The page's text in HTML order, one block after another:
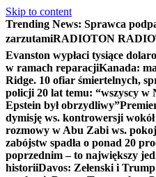
Skip to content
Trending News: Sprawca
zarzutamiRADIOTON
Evanston wypłaci tysiące
w ramach reparacjiKanada:
Ridge. 10 ofiar śmiertelnych,
policji 20 lat temu: “wszyscy w
Epstein był obrzydliwy”
dymisję ws. kontrowersji
rozmowy w Abu Zabi ws.
zabójstw spadła o ponad 20
poprzednim – to największy
historiiDavos: Zełenski i